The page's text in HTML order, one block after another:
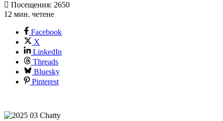
Посещения: 2650
12 мин. четене
Facebook
X
LinkedIn
Threads
Bluesky
Pinterest